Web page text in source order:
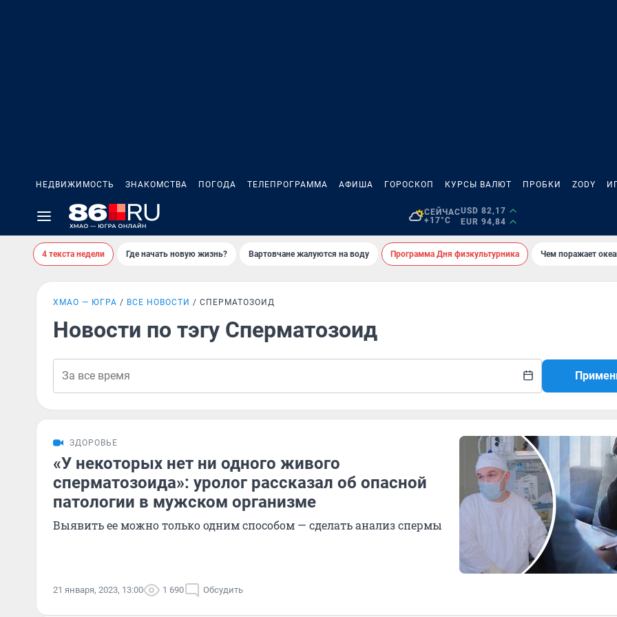
НЕДВИЖИМОСТЬ ЗНАКОМСТВА ПОГОДА ТЕЛЕПРОГРАММА АФИША ГОРОСКОП КУРСЫ ВАЛЮТ ПРОБКИ ZODY
СЕЙЧАС
+17°C
USD 82,17
EUR 94,84
4 текста недели Где начать новую жизнь? Вартовчане жалуются на воду Программа Дня физкультурника Чем поражает
ХМАО — ЮГРА ВСЕ НОВОСТИ СПЕРМАТОЗОИД
Новости по тэгу Сперматозоид
ЗДОРОВЬЕ
«У некоторых нет ни одного живого
сперматозоида»: уролог рассказал об опасной
патологии в мужском организме
Выявить ее можно только одним способом — сделать анализ спермы
21 января, 2023, 13:00 1 690 Обсудить